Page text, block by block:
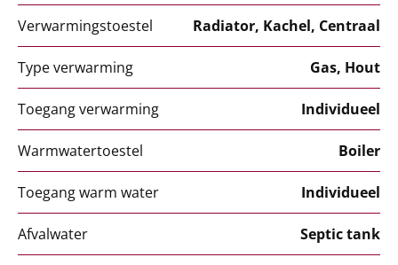
Verwarmingstoestel Radiator, Kachel, Centraal
Type verwarming Gas, Hout
Toegang verwarming Individueel
Warmwatertoestel Boiler
Toegang warm water Individueel
Afvalwater Septic tank